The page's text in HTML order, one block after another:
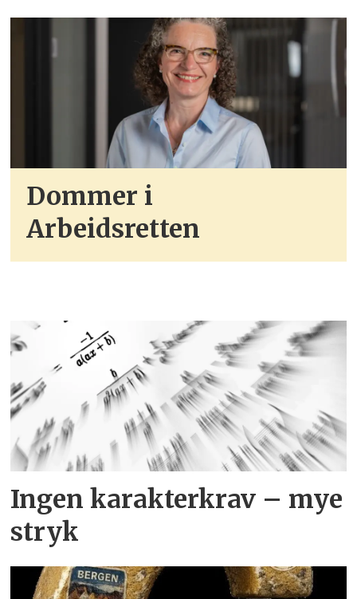
Dommer i
Arbeidsretten
Ingen karakterkrav – mye
stryk